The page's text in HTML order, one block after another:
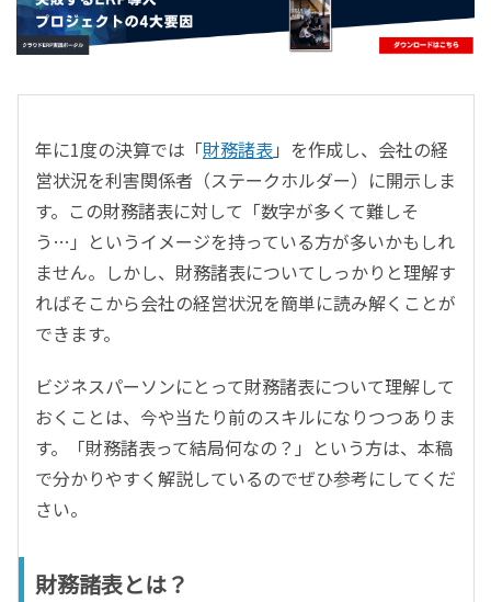
ERP
会計
CRM／営業支援／Eコマース
DX（2025年の崖）／クラウドコンピューティング
データ分析／BI
ガバナンス／リスク管理
BPR／業務改善
年に1度の決算では「財務諸表」を作成し、会社の経
営状況を利害関係者（ステークホルダー）に開示しま
す。この財務諸表に対して「数字が多くて難しそ
う…」というイメージを持っている方が多いかもしれ
ません。しかし、財務諸表についてしっかりと理解す
ればそこから会社の経営状況を簡単に読み解くことが
できます。
ビジネスパーソンにとって財務諸表について理解して
おくことは、今や当たり前のスキルになりつつありま
す。「財務諸表って結局何なの？」という方は、本稿
で分かりやすく解説しているのでぜひ参考にしてくだ
さい。
財務諸表とは？